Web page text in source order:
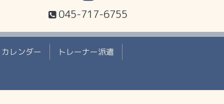
045-717-6755
カレンダー トレーナー派遣